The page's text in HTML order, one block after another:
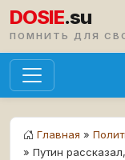
DOSIE.su
ПОМНИТЬ ДЛЯ
Главная »
» Путин